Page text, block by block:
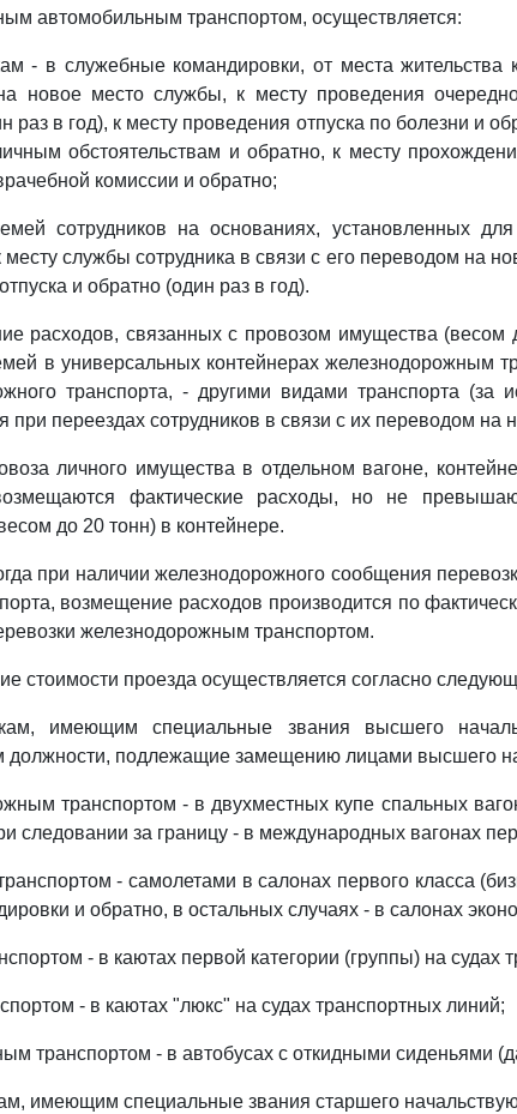
автомобильным транспортом, осуществляется:
- в служебные командировки, от места
новое место службы, к месту проведения
раз в год), к месту проведения отпуска по болезни и
обстоятельствам и обратно, к месту
комиссии и обратно;
сотрудников на основаниях, установленных
месту службы сотрудника в связи с его переводом на
и обратно (один раз в год).
расходов, связанных с провозом имущества (весом
в универсальных контейнерах железнодорожным
транспорта, - другими видами транспорта (за
при переездах сотрудников в связи с их переводом на
личного имущества в отдельном вагоне,
фактические расходы, но не
до 20 тонн) в контейнере.
при наличии железнодорожного сообщения
возмещение расходов производится по
железнодорожным транспортом.
стоимости проезда осуществляется согласно
имеющим специальные звания высшего
подлежащие замещению лицами высшего
транспортом - в двухместных купе спальных
следовании за границу - в международных вагонах
- самолетами в салонах первого класса
и обратно, в остальных случаях - в салонах
- в каютах первой категории (группы) на судах
- в каютах "люкс" на судах транспортных линий;
транспортом - в автобусах с откидными сиденьями
имеющим специальные звания старшего